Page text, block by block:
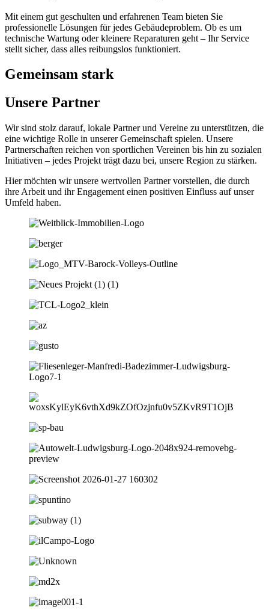
Mit einem gut geschulten und erfahrenen Team bieten Sie
professionelle Lösungen für jedes Gebäudeproblem. Ob es um
technische Wartung oder kleinere Reparaturen geht – Ihr Service
stellt sicher, dass alles reibungslos funktioniert.
Gemeinsam stark
Unsere Partner
Wir sind stolz darauf, lokale Partner und Vereine zu unterstützen, die
eine wichtige Rolle in unserer Gemeinschaft spielen. Unsere
Partnerschaften reichen von sportlichen Vereinen bis hin zu sozialen
Initiativen – jedes Projekt trägt dazu bei, unsere Region zu stärken.
Hier möchten wir unsere wertvollen Partner vorstellen, die durch
ihre Arbeit und ihr Engagement einen positiven Einfluss auf unser
Umfeld haben.